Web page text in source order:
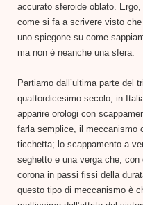
accurato sferoide oblato.
come si fa a scrivere visto che
uno spiegone su come
ma non è neanche una sfera.
Partiamo dall’ultima parte del
quattordicesimo secolo, in
apparire orologi con
farla semplice, il meccanismo
ticchetta; lo scappamento a
seghetto e una verga che,
corona in passi fissi della
questo tipo di meccanismo è